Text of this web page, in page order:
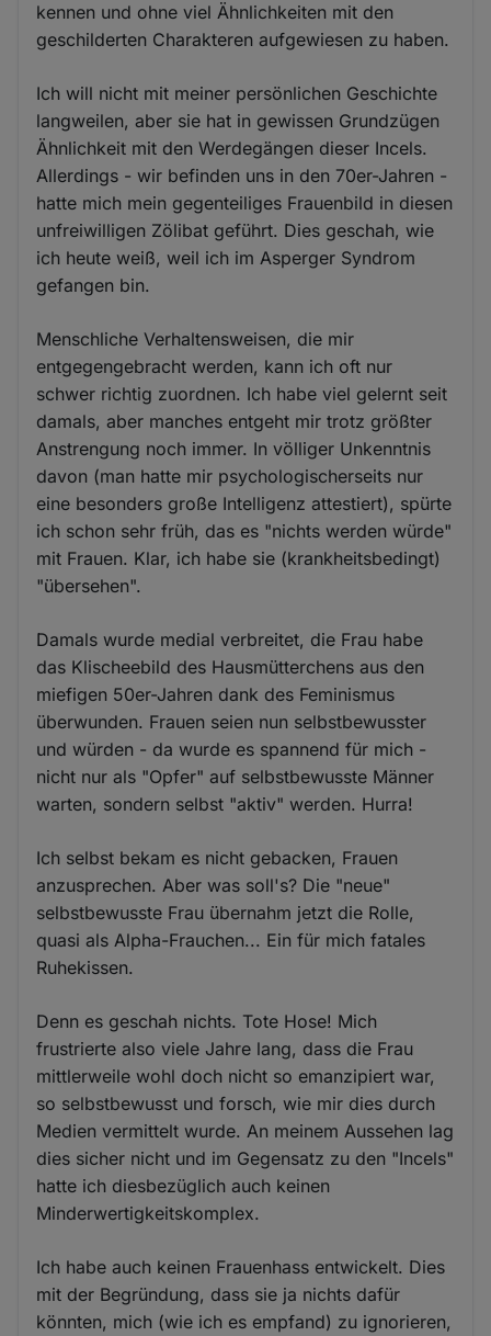
kennen und ohne viel Ähnlichkeiten mit den
geschilderten Charakteren aufgewiesen zu haben.
Ich will nicht mit meiner persönlichen Geschichte
langweilen, aber sie hat in gewissen Grundzügen
Ähnlichkeit mit den Werdegängen dieser Incels.
Allerdings - wir befinden uns in den 70er-Jahren -
hatte mich mein gegenteiliges Frauenbild in diesen
unfreiwilligen Zölibat geführt. Dies geschah, wie
ich heute weiß, weil ich im Asperger Syndrom
gefangen bin.
Menschliche Verhaltensweisen, die mir
entgegengebracht werden, kann ich oft nur
schwer richtig zuordnen. Ich habe viel gelernt seit
damals, aber manches entgeht mir trotz größter
Anstrengung noch immer. In völliger Unkenntnis
davon (man hatte mir psychologischerseits nur
eine besonders große Intelligenz attestiert), spürte
ich schon sehr früh, das es "nichts werden würde"
mit Frauen. Klar, ich habe sie (krankheitsbedingt)
"übersehen".
Damals wurde medial verbreitet, die Frau habe
das Klischeebild des Hausmütterchens aus den
miefigen 50er-Jahren dank des Feminismus
überwunden. Frauen seien nun selbstbewusster
und würden - da wurde es spannend für mich -
nicht nur als "Opfer" auf selbstbewusste Männer
warten, sondern selbst "aktiv" werden. Hurra!
Ich selbst bekam es nicht gebacken, Frauen
anzusprechen. Aber was soll's? Die "neue"
selbstbewusste Frau übernahm jetzt die Rolle,
quasi als Alpha-Frauchen... Ein für mich fatales
Ruhekissen.
Denn es geschah nichts. Tote Hose! Mich
frustrierte also viele Jahre lang, dass die Frau
mittlerweile wohl doch nicht so emanzipiert war,
so selbstbewusst und forsch, wie mir dies durch
Medien vermittelt wurde. An meinem Aussehen lag
dies sicher nicht und im Gegensatz zu den "Incels"
hatte ich diesbezüglich auch keinen
Minderwertigkeitskomplex.
Ich habe auch keinen Frauenhass entwickelt. Dies
mit der Begründung, dass sie ja nichts dafür
könnten, mich (wie ich es empfand) zu ignorieren,